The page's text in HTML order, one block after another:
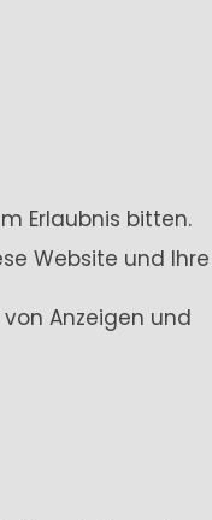
Erlaubnis bitten.
Website und Ihre
Anzeigen und